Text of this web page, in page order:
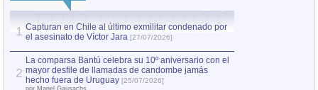
1 Capturan en Chile al último exmilitar condenado por
el asesinato de Víctor Jara [27/07/2026]
2
La comparsa Bantú celebra su 10º aniversario con el
mayor desfile de llamadas de candombe jamás
hecho fuera de Uruguay [25/07/2026]
por Manel Gausachs